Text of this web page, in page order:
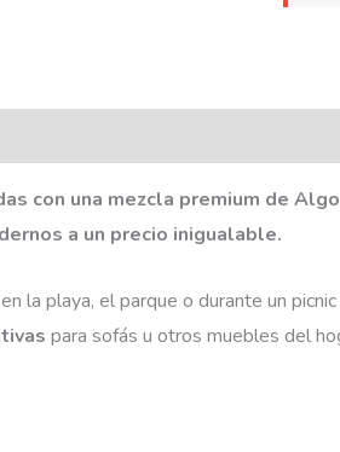
con una mezcla premium de
a un precio inigualable.
la playa, el parque o durante un
para sofás u otros muebles del